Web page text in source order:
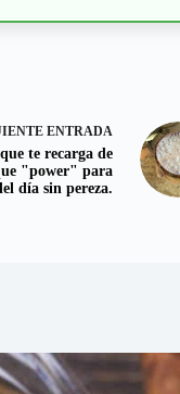
ENTRADA
te recarga de
"power" para
día sin pereza.